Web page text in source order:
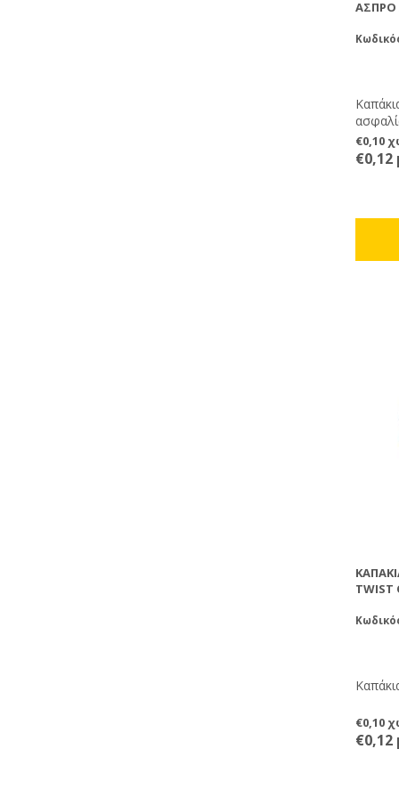
ΆΣΠΡΟ
€0,10
TWIST
€0,10